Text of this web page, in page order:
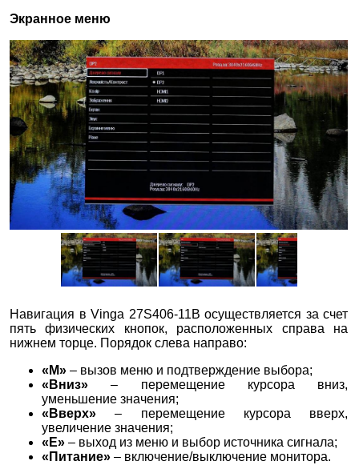
Экранное меню
Навигация в Vinga 27S406-11B осуществляется за счет
пять физических кнопок, расположенных справа на
нижнем торце. Порядок слева направо:
«М» – вызов меню и подтверждение выбора;
«Вниз» – перемещение курсора вниз,
уменьшение значения;
«Вверх» – перемещение курсора вверх,
увеличение значения;
«Е» – выход из меню и выбор источника сигнала;
«Питание» – включение/выключение монитора.